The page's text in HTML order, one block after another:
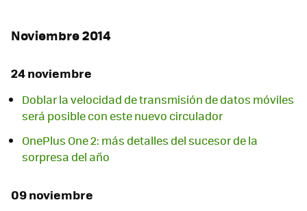
Noviembre 2014
24 noviembre
Doblar la velocidad de transmisión de datos móviles
será posible con este nuevo circulador
OnePlus One 2: más detalles del sucesor de la
sorpresa del año
09 noviembre